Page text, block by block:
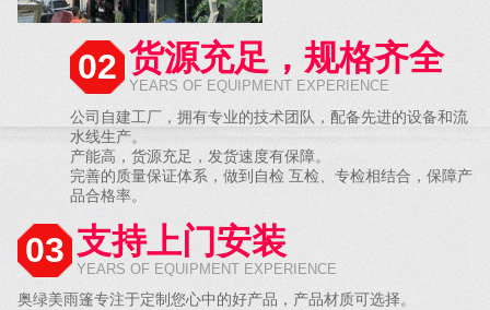
02 货源充足，规格齐全
YEARS OF EQUIPMENT EXPERIENCE
公司自建工厂，拥有专业的技术团队，配备先进的设备和流
水线生产。
产能高，货源充足，发货速度有保障。
完善的质量保证体系，做到自检 互检、专检相结合，保障产
品合格率。
03 支持上门安装
YEARS OF EQUIPMENT EXPERIENCE
奥绿美雨篷专注于定制您心中的好产品，产品材质可选择。